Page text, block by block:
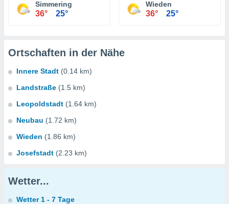
Simmering
36° 25°
Wieden
36° 25°
Ortschaften in der Nähe
Innere Stadt (0.14 km)
Landstraße (1.5 km)
Leopoldstadt (1.64 km)
Neubau (1.72 km)
Wieden (1.86 km)
Josefstadt (2.23 km)
Wetter...
Wetter 1 - 7 Tage